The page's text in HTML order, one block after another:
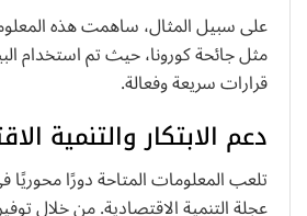
على سبيل المثال، ساهمت هذه
مثل جائحة كورونا، حيث تم استخدام
قرارات سريعة وفعالة.
دعم الابتكار والتنمية
تلعب المعلومات المتاحة دورًا محوريًا